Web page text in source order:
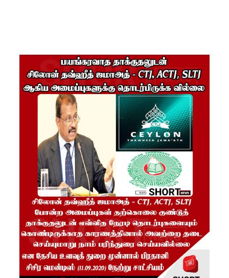
வசந்த
சமரசிங்க!
நெடுந்தீவு
11 இந்திய
மீனவர்க
பாதுகாப்
பாக மீட்பு
ஊழல்
தடுப்பு
சட்டமூலத்